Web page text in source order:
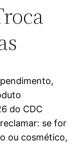
do CDC
se for
ou cosmético,